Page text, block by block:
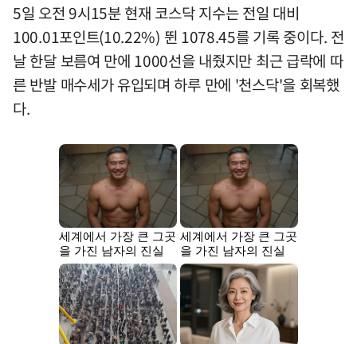
5일 오전 9시15분 현재 코스닥 지수는 전일 대비
100.01포인트(10.22%) 뛴 1078.45를 기록 중이다. 전
날 한달 보름여 만에 1000선을 내줬지만 최근 급락에 따
른 반발 매수세가 유입되며 하루 만에 '천스닥'을 회복했
다.